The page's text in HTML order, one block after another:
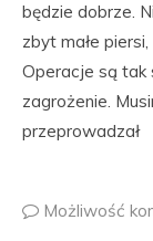
będzie dobrze.
zbyt małe
Operacje są tak
zagrożenie.
przeprowadzał
Możliwość